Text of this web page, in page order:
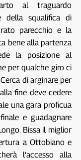
al traguardo
squalifica di
parecchio e la
bene alla partenza
la posizione al
per qualche giro ci
di arginare per
fine deve cedere
una gara proficua
e guadagnare
Bissa il miglior
a Ottobiano e
l’accesso alla